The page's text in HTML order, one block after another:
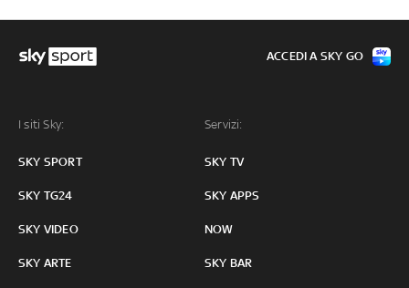
I siti Sky:
SKY SPORT
SKY TG24
SKY VIDEO
SKY ARTE
Servizi:
SKY TV
SKY APPS
NOW
SKY BAR
ACCEDI A SKY GO